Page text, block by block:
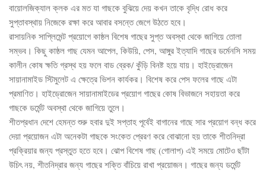
বায়োলজিক্যাল ক্লক এর মত যা গাছকে বুঝিয়ে দেয় কখন তাকে বৃদ্ধি রোধ করে
সুপ্তাবস্থায় নিজেকে রক্ষা করে আবার বসন্তে জেগে উঠতে হবে।
রাসায়নিক সাপ্লিমেন্ট প্রয়োগে কাষ্ঠল বিশেষ গাছের সুপ্ত অবস্থা থেকে জাগিয়ে তোলা
সম্ভব। কিছু কাষ্ঠল গাছ যেমন আপেল, কিউয়ি, পেস, আঙ্গুর ইত্যাদি গাছের ডর্মেনসি সময়
কালীন কোষ ক্ষতি গ্রস্থ হয় ফলে বাড ব্রেক/ কুঁড়ি বিনষ্ট হয়ে যায়। হাইড্রোজেন
সায়ানামাইড স্টিমুলেট এ ক্ষেত্রে ভিশন কার্যকর। বিশেষ করে পেস ফলের গাছে এটা
প্রমাণিত। হাইড্রোজেন সায়ানামাইডের প্রয়োগ গাছের কোষ বিভাজনে সহায়তা করে
গাছকে ডর্মেন্ট অবস্থা থেকে জাগিয়ে তুলে।
শীতপ্রধান দেশে হেমন্ত শুরু হবার দুই সপ্তাহ পূর্বেই বাগানের গাছে সার প্রয়োগ বন্ধ করে
দেয়া প্রয়োজন এটা অনেকটা গাছকে সংকেত প্রেরণ করে বোঝানো হয় তাকে শীতনিদ্রা
প্রক্রিয়ার জন্য প্রস্তুত হতে হবে। ঝোপ বিশেষ গাছ (গোলাপ) এই সময়ে মোটেও ছাঁটা
উচিৎ নয়, শীতনিদ্রার জন্য গাছের শক্তি বাঁচিয়ে রাখা প্রয়োজন। গাছের জন্য ডর্মেন্ট